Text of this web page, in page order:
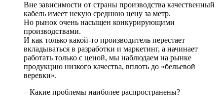
Вне зависимости от страны производства качественный
кабель имеет некую среднюю цену за метр.
Но рынок очень насыщен конкурирующими
производствами.
И как только какой-то производитель перестает
вкладываться в разработки и маркетинг, а начинает
работать только с ценой, мы наблюдаем на рынке
продукцию низкого качества, вплоть до «бельевой
веревки».
– Какие проблемы наиболее распространены?